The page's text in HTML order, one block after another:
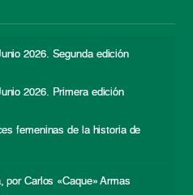
2026. Segunda edición
2026. Primera edición
femeninas de la historia de
por Carlos «Caque» Armas